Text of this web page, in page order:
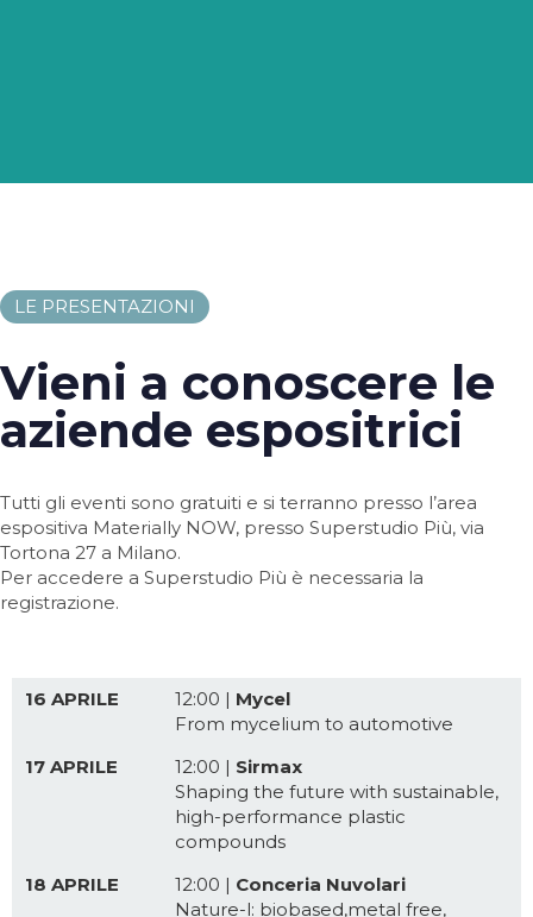
LE PRESENTAZIONI
Vieni a conoscere le
aziende espositrici
Tutti gli eventi sono gratuiti e si terranno presso l’area
espositiva Materially NOW, presso Superstudio Più, via
Tortona 27 a Milano.
Per accedere a Superstudio Più è necessaria la
registrazione.
16 APRILE 12:00 | Mycel
From mycelium to automotive
17 APRILE
12:00 | Sirmax
Shaping the future with sustainable,
high-performance plastic
compounds
18 APRILE
12:00 | Conceria Nuvolari
Nature-l: biobased,metal free,